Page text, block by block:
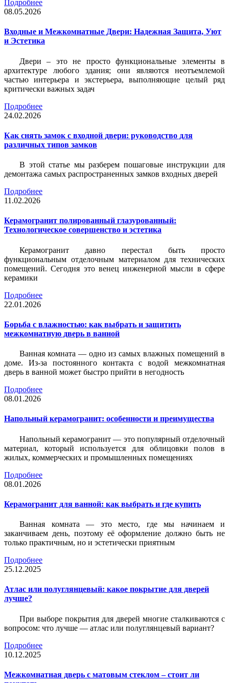
Подробнее
08.05.2026
Входные и Межкомнатные Двери: Надежная Защита, Уют
и Эстетика
Двери – это не просто функциональные элементы в
архитектуре любого здания; они являются неотъемлемой
частью интерьера и экстерьера, выполняющие целый ряд
критически важных задач
Подробнее
24.02.2026
Как снять замок с входной двери: руководство для
различных типов замков
В этой статье мы разберем пошаговые инструкции для
демонтажа самых распространенных замков входных дверей
Подробнее
11.02.2026
Керамогранит полированный глазурованный:
Технологическое совершенство и эстетика
Керамогранит давно перестал быть просто
функциональным отделочным материалом для технических
помещений. Сегодня это венец инженерной мысли в сфере
керамики
Подробнее
22.01.2026
Борьба с влажностью: как выбрать и защитить
межкомнатную дверь в ванной
Ванная комната — одно из самых влажных помещений в
доме. Из-за постоянного контакта с водой межкомнатная
дверь в ванной может быстро прийти в негодность
Подробнее
08.01.2026
Напольный керамогранит: особенности и преимущества
Напольный керамогранит — это популярный отделочный
материал, который используется для облицовки полов в
жилых, коммерческих и промышленных помещениях
Подробнее
08.01.2026
Керамогранит для ванной: как выбрать и где купить
Ванная комната — это место, где мы начинаем и
заканчиваем день, поэтому её оформление должно быть не
только практичным, но и эстетически приятным
Подробнее
25.12.2025
Атлас или полуглянцевый: какое покрытие для дверей
лучше?
При выборе покрытия для дверей многие сталкиваются с
вопросом: что лучше — атлас или полуглянцевый вариант?
Подробнее
10.12.2025
Межкомнатная дверь с матовым стеклом – стоит ли